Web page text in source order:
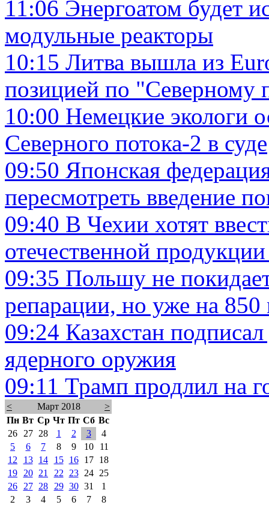
11:06 Энергоатом будет
модульные реакторы
10:15 Литва вышла из
позицией по "Северному
10:00 Немецкие экологи
Северного потока-2 в суде
09:50 Японская
пересмотреть введение
09:40 В Чехии хотят
отечественной
09:35 Польшу не
репарации, но уже на 850
09:24 Казахстан
ядерного оружия
09:11 Трамп продлил на
< Март 2018
>
Пн Вт Ср Чт Пт Сб Вс
26
27 28 1 2 3
4
5
6 7 8 9 10
11
12
13 14 15 16 17
18
19
20 21 22 23 24
25
26
27 28 29 30 31
1
2
3 4 5 6 7 8